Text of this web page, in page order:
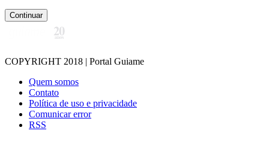
Continuar
COPYRIGHT 2018 | Portal Guiame
Quem somos
Contato
Política de uso e privacidade
Comunicar error
RSS